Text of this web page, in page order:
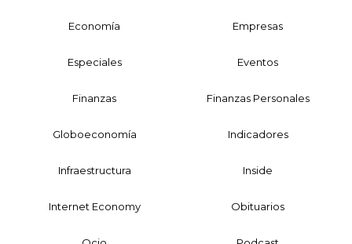
Economía Empresas
Especiales Eventos
Finanzas Finanzas Personales
Globoeconomía Indicadores
Infraestructura Inside
Internet Economy Obituarios